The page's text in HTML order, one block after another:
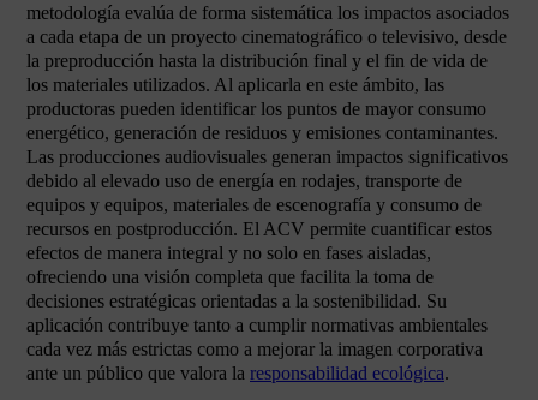
metodología evalúa de forma sistemática los impactos asociados
a cada etapa de un proyecto cinematográfico o televisivo, desde
la preproducción hasta la distribución final y el fin de vida de
los materiales utilizados. Al aplicarla en este ámbito, las
productoras pueden identificar los puntos de mayor consumo
energético, generación de residuos y emisiones contaminantes.
Las producciones audiovisuales generan impactos significativos
debido al elevado uso de energía en rodajes, transporte de
equipos y equipos, materiales de escenografía y consumo de
recursos en postproducción. El ACV permite cuantificar estos
efectos de manera integral y no solo en fases aisladas,
ofreciendo una visión completa que facilita la toma de
decisiones estratégicas orientadas a la sostenibilidad. Su
aplicación contribuye tanto a cumplir normativas ambientales
cada vez más estrictas como a mejorar la imagen corporativa
ante un público que valora la responsabilidad ecológica.